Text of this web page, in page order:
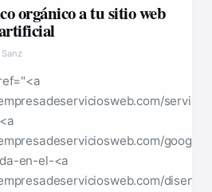
orgánico a tu sitio web
Sanz
google-
en-el-<a
diseno-